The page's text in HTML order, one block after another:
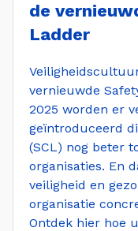
de
Ladder
vernieuwde
2025 worden er
geïntroduceerd
(SCL) nog beter
organisaties. En
veiligheid en
organisatie
Ontdek hier hoe